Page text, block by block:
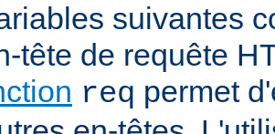
suivantes
tête de requête
req permet